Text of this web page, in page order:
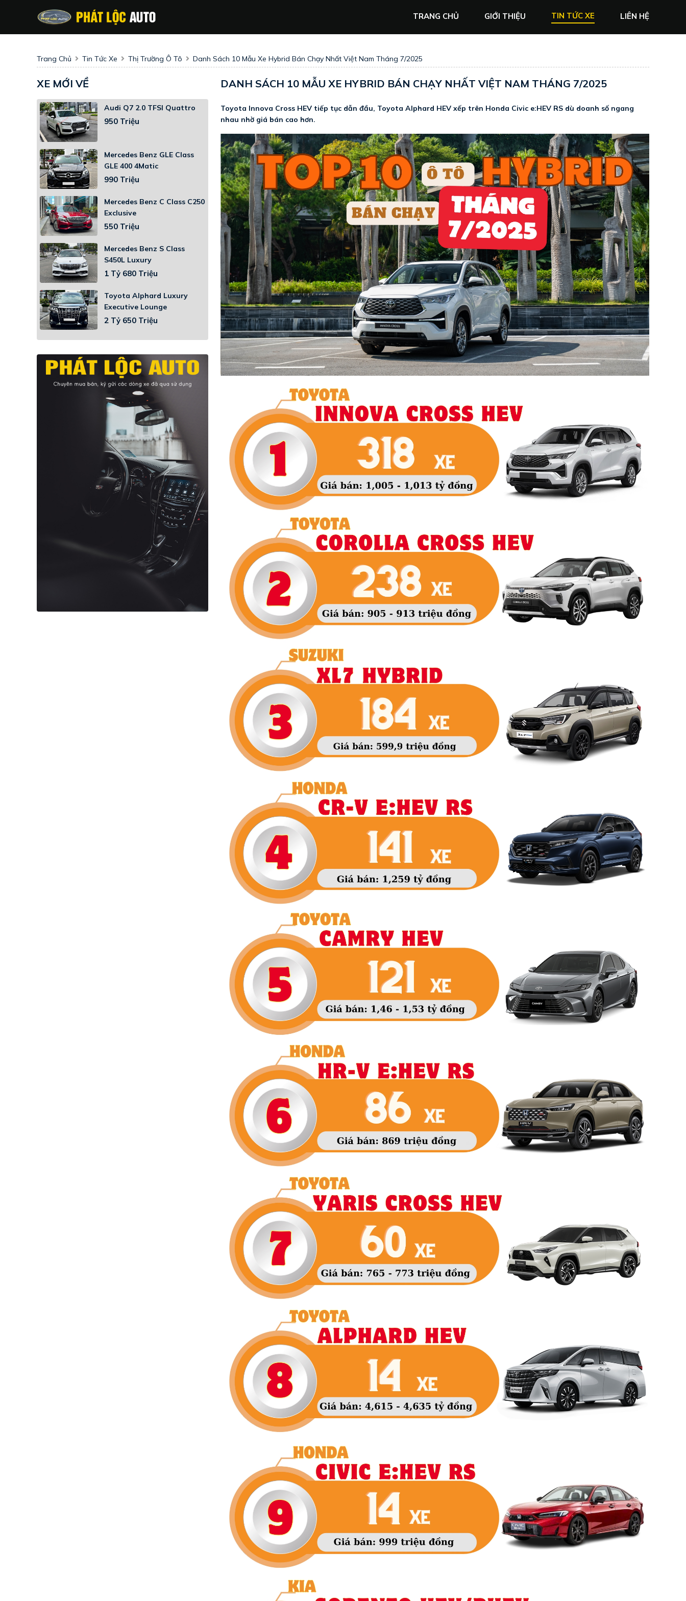
TRANG CHỦ GIỚI THIỆU TIN TỨC XE LIÊN HỆ
Trang Chủ Tin Tức Xe Thị Trường Ô Tô Danh Sách 10 Mẫu Xe Hybrid Bán Chạy Nhất Việt Nam Tháng 7/2025
DANH SÁCH 10 MẪU XE HYBRID BÁN CHẠY NHẤT VIỆT NAM THÁNG 7/2025
Toyota Innova Cross HEV tiếp tục dẫn đầu, Toyota Alphard HEV xếp trên Honda Civic e:HEV RS dù doanh số ngang
nhau nhờ giá bán cao hơn.
XE MỚI VỀ
Audi Q7 2.0 TFSI Quattro
950 Triệu
Mercedes Benz GLE Class
GLE 400 4Matic
990 Triệu
Mercedes Benz C Class C250
Exclusive
550 Triệu
Mercedes Benz S Class
S450L Luxury
1 Tỷ 680 Triệu
Toyota Alphard Luxury
Executive Lounge
2 Tỷ 650 Triệu